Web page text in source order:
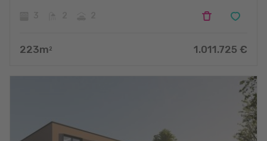
223m 2 1.011.725 €